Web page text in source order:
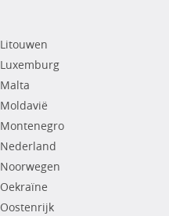
Litouwen
Luxemburg
Malta
Moldavië
Montenegro
Nederland
Noorwegen
Oekraïne
Oostenrijk